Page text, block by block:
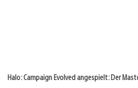
Halo: Campaign Evolved angespielt: Der